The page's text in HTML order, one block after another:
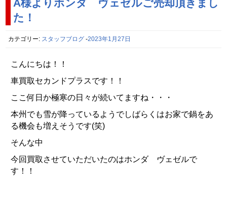
A様よりホンダ ヴェゼルご売却頂きまし
た！
カテゴリー: スタッフブログ -2023年1月27日
こんにちは！！
車買取セカンドプラスです！！
ここ何日か極寒の日々が続いてますね・・・
本州でも雪が降っているようでしばらくはお家で鍋をあ
る機会も増えそうです(笑)
そんな中
今回買取させていただいたのはホンダ ヴェゼルで
す！！